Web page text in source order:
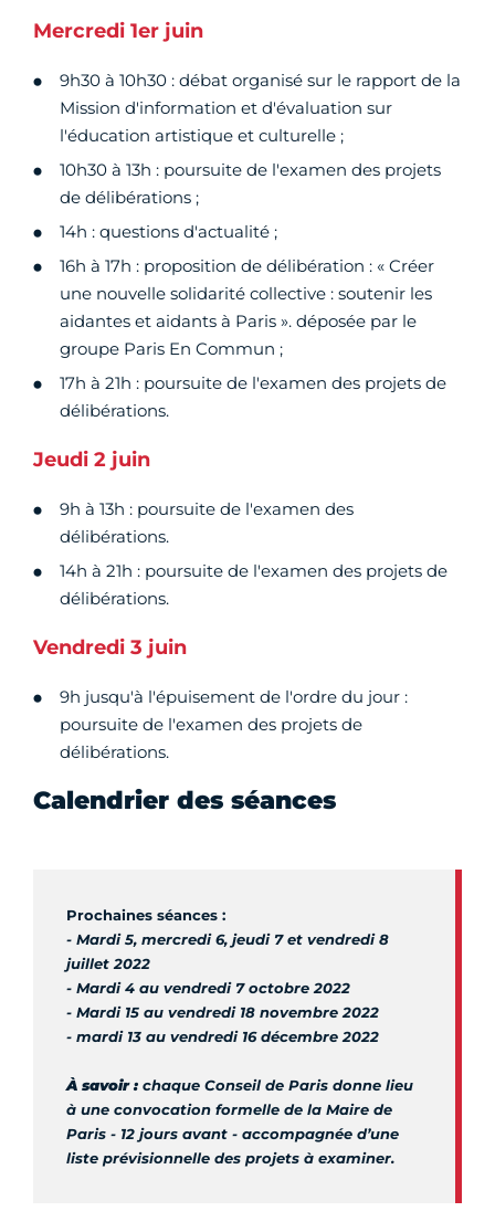
Mercredi 1er juin
9h30 à 10h30 : débat organisé sur le rapport de la
Mission d'information et d'évaluation sur
l'éducation artistique et culturelle ;
10h30 à 13h : poursuite de l'examen des projets
de délibérations ;
14h : questions d'actualité ;
16h à 17h : proposition de délibération : « Créer
une nouvelle solidarité collective : soutenir les
aidantes et aidants à Paris ». déposée par le
groupe Paris En Commun ;
17h à 21h : poursuite de l'examen des projets de
délibérations.
Jeudi 2 juin
9h à 13h : poursuite de l'examen des
délibérations.
14h à 21h : poursuite de l'examen des projets de
délibérations.
Vendredi 3 juin
9h jusqu'à l'épuisement de l'ordre du jour :
poursuite de l'examen des projets de
délibérations.
Calendrier des séances
Prochaines séances :
- Mardi 5, mercredi 6, jeudi 7 et vendredi 8
juillet 2022
- Mardi 4 au vendredi 7 octobre 2022
- Mardi 15 au vendredi 18 novembre 2022
- mardi 13 au vendredi 16 décembre 2022
À savoir : chaque Conseil de Paris donne lieu
à une convocation formelle de la Maire de
Paris - 12 jours avant - accompagnée d’une
liste prévisionnelle des projets à examiner.